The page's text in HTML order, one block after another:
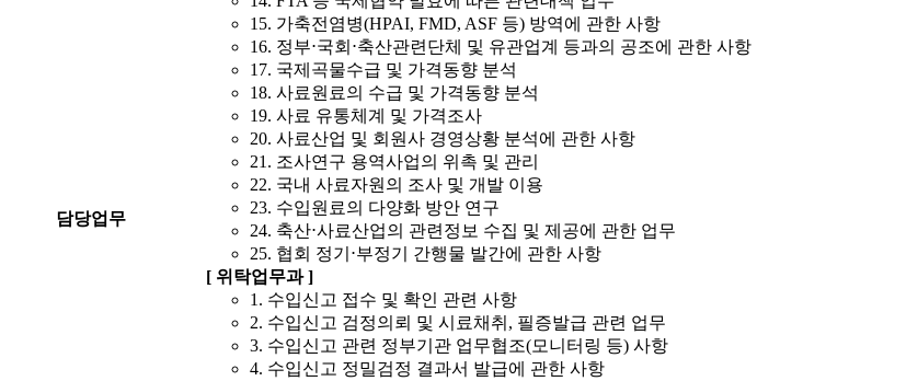
담당업무
15. 가축전염병(HPAI, FMD, ASF 등) 방역에 관한 사항
16. 정부⋅국회⋅축산관련단체 및 유관업계 등과의 공조에 관한 사항
17. 국제곡물수급 및 가격동향 분석
18. 사료원료의 수급 및 가격동향 분석
19. 사료 유통체계 및 가격조사
20. 사료산업 및 회원사 경영상황 분석에 관한 사항
21. 조사연구 용역사업의 위촉 및 관리
22. 국내 사료자원의 조사 및 개발 이용
23. 수입원료의 다양화 방안 연구
24. 축산⋅사료산업의 관련정보 수집 및 제공에 관한 업무
25. 협회 정기⋅부정기 간행물 발간에 관한 사항
[ 위탁업무과 ]
1. 수입신고 접수 및 확인 관련 사항
2. 수입신고 검정의뢰 및 시료채취, 필증발급 관련 업무
3. 수입신고 관련 정부기관 업무협조(모니터링 등) 사항
4. 수입신고 정밀검정 결과서 발급에 관한 사항